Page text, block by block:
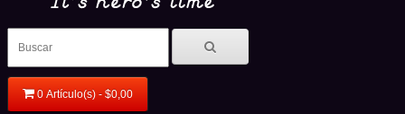
0 Artículo(s) - $0,00